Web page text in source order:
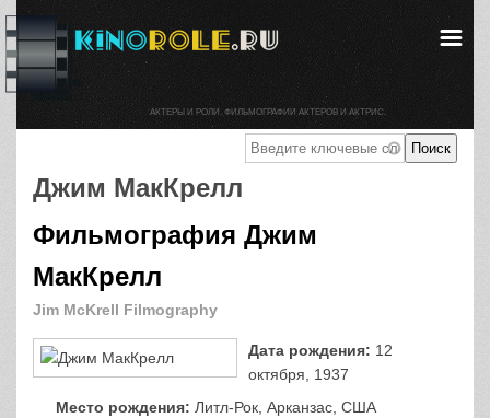
Джим МакКрелл
Фильмография Джим
МакКрелл
Jim McKrell Filmography
Дата рождения: 12
октября, 1937
Место рождения: Литл-Рок, Арканзас, США
АКТЕРЫ И РОЛИ. ФИЛЬМОГРАФИИ АКТЕРОВ И АКТРИС.